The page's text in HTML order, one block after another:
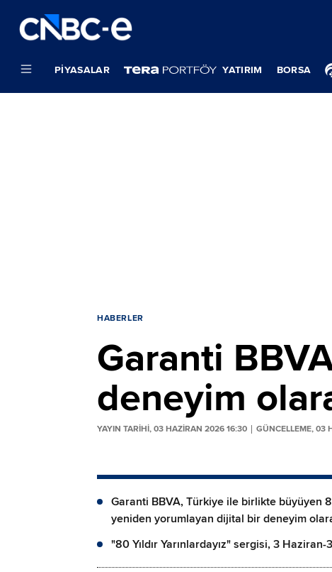
PIYASALAR YATIRIM BORSA
HABERLER
Garanti
deneyim
YAYIN TARİHİ, 03 HAZIRAN 2026 16:30 GÜNCELLEME, 03
Garanti BBVA, Türkiye ile birlikte büyüyen
yeniden yorumlayan dijital bir deneyim
"80 Yıldır Yarınlardayız" sergisi, 3